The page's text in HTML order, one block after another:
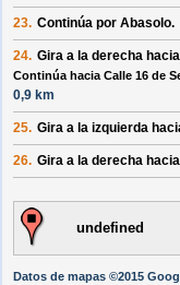
23. Continúa por Abasolo.
24. Gira a la derecha hacia
Continúa hacia Calle 16 de
0,9 km
25. Gira a la izquierda
26. Gira a la derecha hacia
undefined
Datos de mapas ©2015